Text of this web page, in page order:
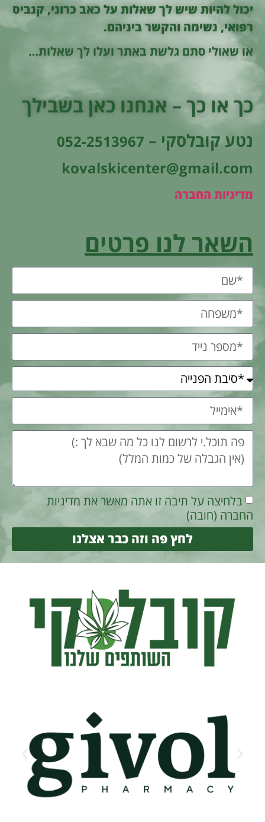
יכול להיות שיש לך שאלות על כאב כרוני, קנביס
רפואי, נשימה והקשר ביניהם.
או שאולי סתם גלשת באתר ועלו לך שאלות…
כך או כך – אנחנו כאן בשבילך
נטע קובלסקי – 052-2513967
kovalskicenter@gmail.com
מדיניות החברה
השאר לנו פרטים
בלחיצה על תיבה זו אתה מאשר את מדיניות
החברה (חובה)
לחץ פה וזה כבר אצלנו